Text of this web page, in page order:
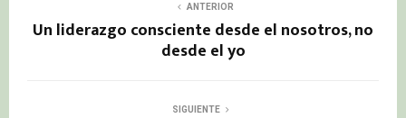
ANTERIOR
Un liderazgo consciente desde el nosotros, no
desde el yo
SIGUIENTE